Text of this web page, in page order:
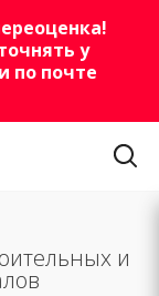
у
по почте
и